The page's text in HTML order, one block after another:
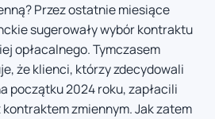
Przez ostatnie miesiące
sugerowały wybór kontraktu
opłacalnego. Tymczasem
że klienci, którzy zdecydowali
początku 2024 roku, zapłacili
zmiennym. Jak zatem